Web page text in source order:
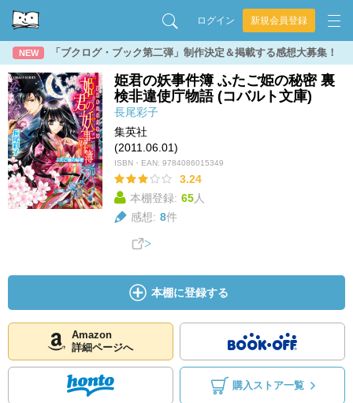
ログイン 新規会員登録
NEW 「ブクログ・ブック第二弾」制作決定＆掲載する感想大募集！
姫君の妖事件簿 ふたご姫の秘密 裏
検非違使庁物語 (コバルト文庫)
長尾彩子
集英社
(2011.06.01)
ISBN・EAN: 9784086015349
3.24
本棚登録: 65人
感想: 8件
本棚に登録する
Amazon
詳細ページへ
購入ストア一覧